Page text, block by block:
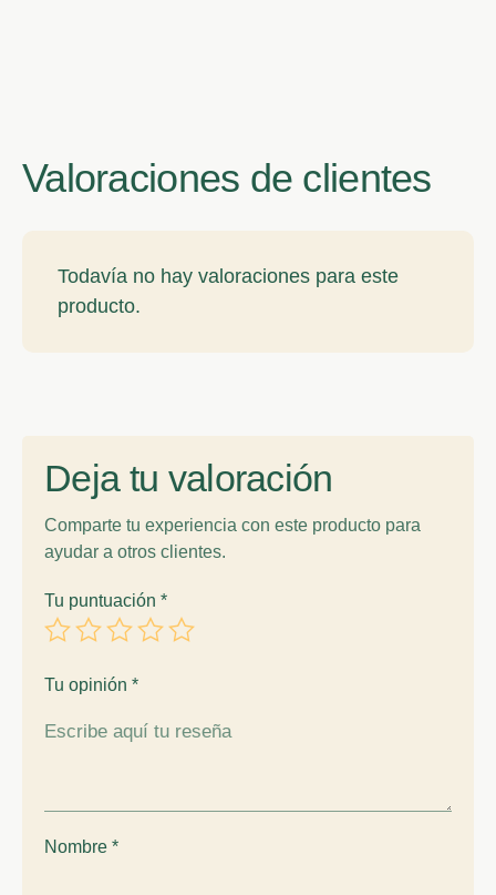
Valoraciones de clientes
Todavía no hay valoraciones para este
producto.
Deja tu valoración
Comparte tu experiencia con este producto para
ayudar a otros clientes.
Tu puntuación *
Tu opinión *
Nombre *